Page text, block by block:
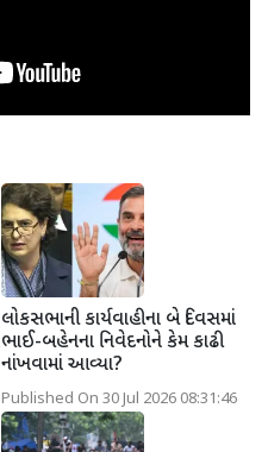
લોકસભાની કાર્યવાહીના બે દિવસમાં
ભાઈ-બહેનના નિવેદનોને કેમ કાઢી
નાંખવામાં આવ્યા?
Published On 30 Jul 2026 08:31:46